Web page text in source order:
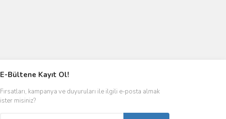
E-Bültene Kayıt Ol!
Fırsatları, kampanya ve duyuruları ile ilgili e-posta almak
ister misiniz?